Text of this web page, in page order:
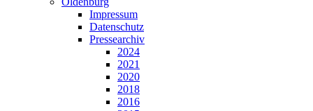
Impressum
Datenschutz
Pressearchiv
2024
2021
2020
2018
2016